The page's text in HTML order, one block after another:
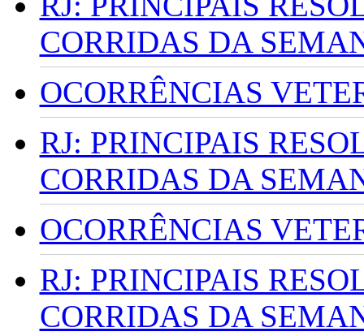
CORRIDAS DA
OCORRÊNCIAS
RJ: PRINCIPAIS
CORRIDAS DA
OCORRÊNCIAS
RJ: PRINCIPAIS
CORRIDAS DA